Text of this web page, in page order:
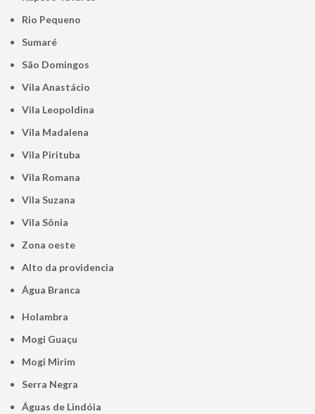
Rio Pequeno
Sumaré
São Domingos
Vila Anastácio
Vila Leopoldina
Vila Madalena
Vila Pirituba
Vila Romana
Vila Suzana
Vila Sônia
Zona oeste
alto da providencia
Água Branca
Holambra
Mogi Guaçu
Mogi Mirim
Serra Negra
Águas de Lindóia